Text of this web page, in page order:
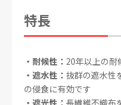
特長
・耐候性： 20年以上の耐
・遮水性： 抜群の遮水性
の侵食に有効です